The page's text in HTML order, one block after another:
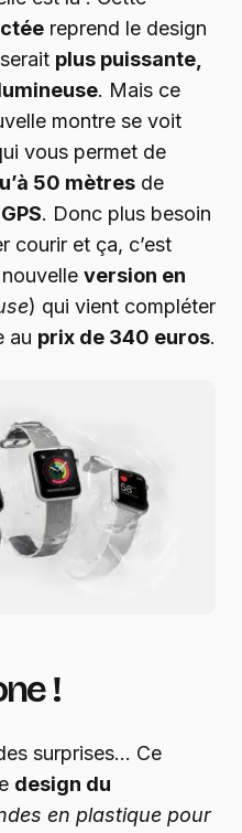
reprend le design
plus puissante,
. Mais ce
montre se voit
vous permet de
50 mètres de
GPS. Donc plus besoin
courir et ça, c’est
version en
) qui vient compléter
au prix de 340 euros.
!
surprises… Ce
design du
en plastique pour